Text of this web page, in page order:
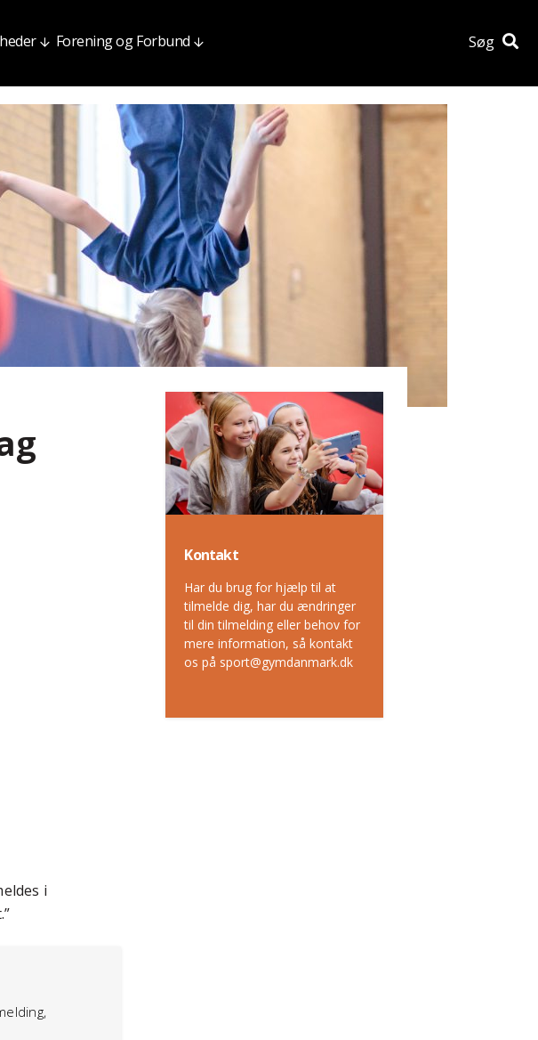
Forening og Forbund Søg
i
Kontakt
Har du brug for hjælp til at
tilmelde dig, har du ændringer
til din tilmelding eller behov for
mere information, så kontakt
os på sport@gymdanmark.dk